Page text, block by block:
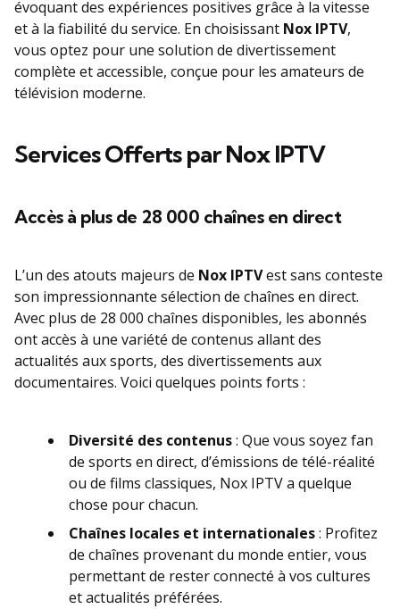
évoquant des expériences positives grâce à la vitesse
et à la fiabilité du service. En choisissant Nox IPTV,
vous optez pour une solution de divertissement
complète et accessible, conçue pour les amateurs de
télévision moderne.
Services Offerts par Nox IPTV
Accès à plus de 28 000 chaînes en direct
L’un des atouts majeurs de Nox IPTVest sans conteste
son impressionnante sélection de chaînes en direct.
Avec plus de 28 000 chaînes disponibles, les abonnés
ont accès à une variété de contenus allant des
actualités aux sports, des divertissements aux
documentaires. Voici quelques points forts :
Diversité des contenus: Que vous soyez fan
de sports en direct, d’émissions de télé-réalité
ou de films classiques, Nox IPTV a quelque
chose pour chacun.
Chaînes locales et internationales: Profitez
de chaînes provenant du monde entier, vous
permettant de rester connecté à vos cultures
et actualités préférées.